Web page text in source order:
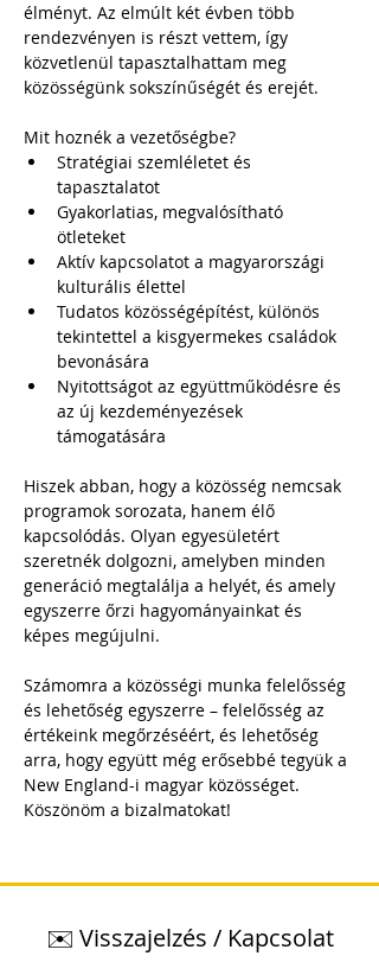
élményt. Az elmúlt két évben több
rendezvényen is részt vettem, így
közvetlenül tapasztalhattam meg
közösségünk sokszínűségét és erejét.
Mit hoznék a vezetőségbe?
Stratégiai szemléletet és
tapasztalatot
Gyakorlatias, megvalósítható
ötleteket
Aktív kapcsolatot a magyarországi
kulturális élettel
Tudatos közösségépítést, különös
tekintettel a kisgyermekes családok
bevonására
Nyitottságot az együttműködésre és
az új kezdeményezések
támogatására
Hiszek abban, hogy a közösség nemcsak
programok sorozata, hanem élő
kapcsolódás. Olyan egyesületért
szeretnék dolgozni, amelyben minden
generáció megtalálja a helyét, és amely
egyszerre őrzi hagyományainkat és
képes megújulni.
Számomra a közösségi munka felelősség
és lehetőség egyszerre – felelősség az
értékeink megőrzéséért, és lehetőség
arra, hogy együtt még erősebbé tegyük a
New England-i magyar közösséget.
Köszönöm a bizalmatokat!
✉️ Visszajelzés / Kapcsolat